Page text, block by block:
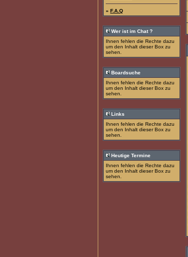
» F.A.Q
Wer ist im Chat ?
Ihnen fehlen die Rechte dazu
um den Inhalt dieser Box zu
sehen.
Boardsuche
Ihnen fehlen die Rechte dazu
um den Inhalt dieser Box zu
sehen.
Links
Ihnen fehlen die Rechte dazu
um den Inhalt dieser Box zu
sehen.
Heutige Termine
Ihnen fehlen die Rechte dazu
um den Inhalt dieser Box zu
sehen.